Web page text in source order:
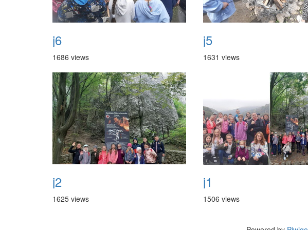
j6
1686 views
j5
1631 views
j2
1625 views
j1
1506 views